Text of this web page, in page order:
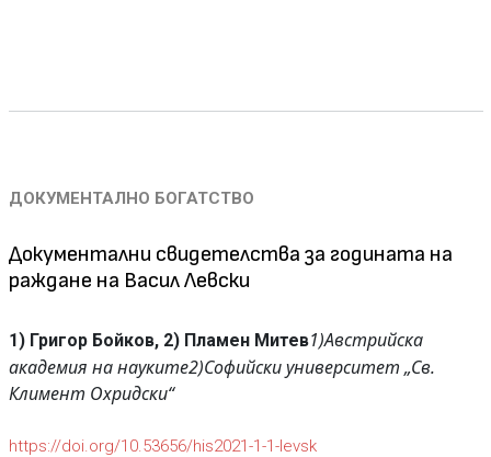
ДОКУМЕНТАЛНО БОГАТСТВО
Документални свидетелства за годината на
раждане на Васил Левски
1) Григор Бойков, 2) Пламен Митев1)Австрийска
академия на науките2)Софийски университет „Св.
Климент Охридски“
https://doi.org/10.53656/his2021-1-1-levsk